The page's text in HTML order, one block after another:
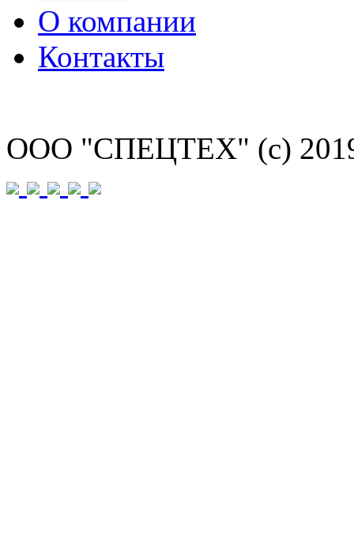
О компании
Контакты
ООО "СПЕЦТЕХ" (с)